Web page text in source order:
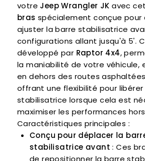
votre Jeep Wrangler JK avec
bras spécialement conçue pour
ajuster la barre stabilisatrice
configurations allant jusqu'à 5'.
développé par Raptor 4x4,
la maniabilité de votre véhicule,
en dehors des routes
offrant une flexibilité pour libérer
stabilisatrice lorsque cela est
maximiser les performances
Caractéristiques principales :
Conçu pour déplacer la
stabilisatrice avant : Ces
de repositionner la barre